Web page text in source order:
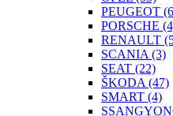
PEUGEOT
PORSCHE
RENAULT
SCANIA (3)
SEAT (22)
ŠKODA (47)
SMART (4)